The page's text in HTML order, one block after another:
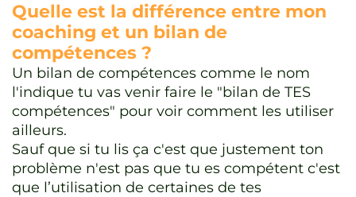
Quelle est la différence entre mon
coaching et un bilan de
compétences ?
Un bilan de compétences comme le nom
l'indique tu vas venir faire le "bilan de TES
compétences" pour voir comment les utiliser
ailleurs.
Sauf que si tu lis ça c'est que justement ton
problème n'est pas que tu es compétent c'est
que l’utilisation de certaines de tes